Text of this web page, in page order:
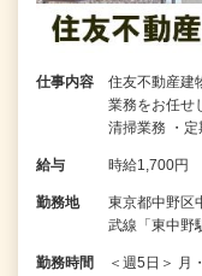
仕事内容
住友不動産建
業務をお任せ
清掃業務 ・
給与 時給1,700円
勤務地
東京都中野区
武線「東中野
勤務時間
＜週5日＞